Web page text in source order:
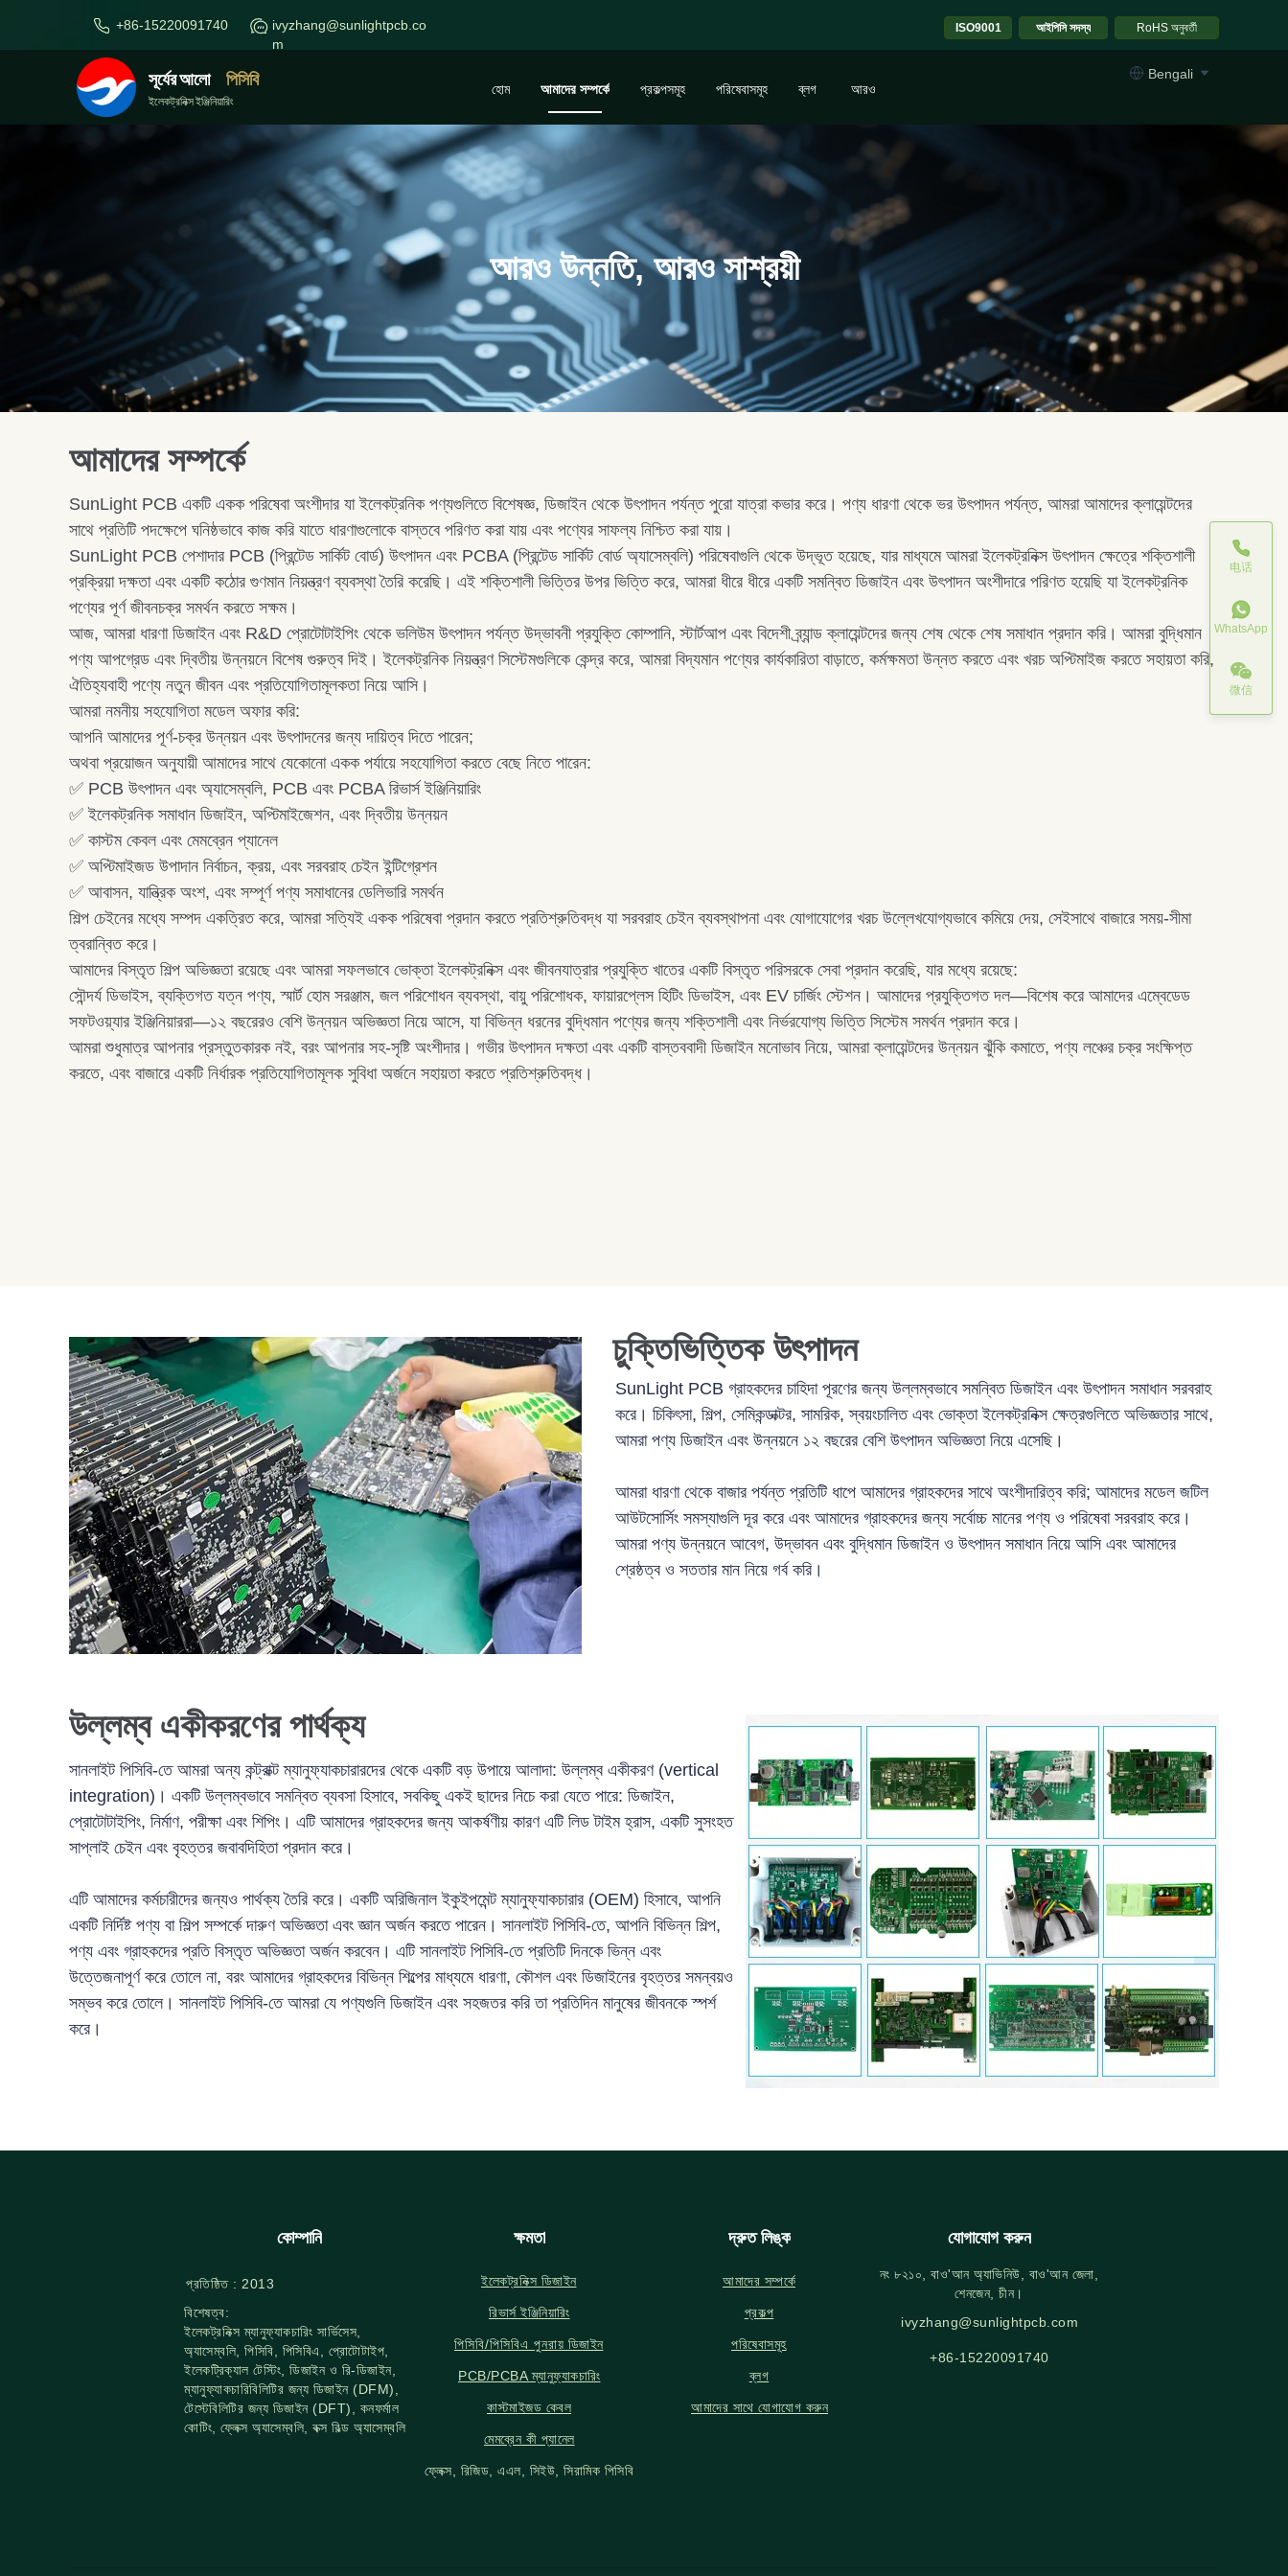
+86-15220091740
ivyzhang@sunlightpcb.co
m
ISO9001 আইপিসি সদস্য RoHS অনুবর্তী
হোম আমাদের সম্পর্কে প্রকল্পসমূহ পরিষেবাসমূহ ব্লগ আরও
Bengali
সূর্যের আলো পিসিবি
ইলেকট্রনিক্স ইঞ্জিনিয়ারিং
আরও উন্নতি, আরও সাশ্রয়ী
আমাদের সম্পর্কে
SunLight PCB একটি একক পরিষেবা অংশীদার যা ইলেকট্রনিক পণ্যগুলিতে বিশেষজ্ঞ, ডিজাইন থেকে উৎপাদন পর্যন্ত পুরো যাত্রা কভার করে। পণ্য ধারণা থেকে ভর উৎপাদন পর্যন্ত, আমরা আমাদের ক্লায়েন্টদের
সাথে প্রতিটি পদক্ষেপে ঘনিষ্ঠভাবে কাজ করি যাতে ধারণাগুলোকে বাস্তবে পরিণত করা যায় এবং পণ্যের সাফল্য নিশ্চিত করা যায়।
SunLight PCB পেশাদার PCB (প্রিন্টেড সার্কিট বোর্ড) উৎপাদন এবং PCBA (প্রিন্টেড সার্কিট বোর্ড অ্যাসেম্বলি) পরিষেবাগুলি থেকে উদ্ভূত হয়েছে, যার মাধ্যমে আমরা ইলেকট্রনিক্স উৎপাদন ক্ষেত্রে শক্তিশালী
প্রক্রিয়া দক্ষতা এবং একটি কঠোর গুণমান নিয়ন্ত্রণ ব্যবস্থা তৈরি করেছি। এই শক্তিশালী ভিত্তির উপর ভিত্তি করে, আমরা ধীরে ধীরে একটি সমন্বিত ডিজাইন এবং উৎপাদন অংশীদারে পরিণত হয়েছি যা ইলেকট্রনিক
পণ্যের পূর্ণ জীবনচক্র সমর্থন করতে সক্ষম।
আজ, আমরা ধারণা ডিজাইন এবং R&D প্রোটোটাইপিং থেকে ভলিউম উৎপাদন পর্যন্ত উদ্ভাবনী প্রযুক্তি কোম্পানি, স্টার্টআপ এবং বিদেশী ব্র্যান্ড ক্লায়েন্টদের জন্য শেষ থেকে শেষ সমাধান প্রদান করি। আমরা বুদ্ধিমান
পণ্য আপগ্রেড এবং দ্বিতীয় উন্নয়নে বিশেষ গুরুত্ব দিই। ইলেকট্রনিক নিয়ন্ত্রণ সিস্টেমগুলিকে কেন্দ্র করে, আমরা বিদ্যমান পণ্যের কার্যকারিতা বাড়াতে, কর্মক্ষমতা উন্নত করতে এবং খরচ অপ্টিমাইজ করতে সহায়তা করি,
ঐতিহ্যবাহী পণ্যে নতুন জীবন এবং প্রতিযোগিতামূলকতা নিয়ে আসি।
আমরা নমনীয় সহযোগিতা মডেল অফার করি:
আপনি আমাদের পূর্ণ-চক্র উন্নয়ন এবং উৎপাদনের জন্য দায়িত্ব দিতে পারেন;
অথবা প্রয়োজন অনুযায়ী আমাদের সাথে যেকোনো একক পর্যায়ে সহযোগিতা করতে বেছে নিতে পারেন:
✅ PCB উৎপাদন এবং অ্যাসেম্বলি, PCB এবং PCBA রিভার্স ইঞ্জিনিয়ারিং
✅ ইলেকট্রনিক সমাধান ডিজাইন, অপ্টিমাইজেশন, এবং দ্বিতীয় উন্নয়ন
✅ কাস্টম কেবল এবং মেমব্রেন প্যানেল
✅ অপ্টিমাইজড উপাদান নির্বাচন, ক্রয়, এবং সরবরাহ চেইন ইন্টিগ্রেশন
✅ আবাসন, যান্ত্রিক অংশ, এবং সম্পূর্ণ পণ্য সমাধানের ডেলিভারি সমর্থন
শিল্প চেইনের মধ্যে সম্পদ একত্রিত করে, আমরা সত্যিই একক পরিষেবা প্রদান করতে প্রতিশ্রুতিবদ্ধ যা সরবরাহ চেইন ব্যবস্থাপনা এবং যোগাযোগের খরচ উল্লেখযোগ্যভাবে কমিয়ে দেয়, সেইসাথে বাজারে সময়-সীমা
ত্বরান্বিত করে।
আমাদের বিস্তৃত শিল্প অভিজ্ঞতা রয়েছে এবং আমরা সফলভাবে ভোক্তা ইলেকট্রনিক্স এবং জীবনযাত্রার প্রযুক্তি খাতের একটি বিস্তৃত পরিসরকে সেবা প্রদান করেছি, যার মধ্যে রয়েছে:
সৌন্দর্য ডিভাইস, ব্যক্তিগত যত্ন পণ্য, স্মার্ট হোম সরঞ্জাম, জল পরিশোধন ব্যবস্থা, বায়ু পরিশোধক, ফায়ারপ্লেস হিটিং ডিভাইস, এবং EV চার্জিং স্টেশন। আমাদের প্রযুক্তিগত দল—বিশেষ করে আমাদের এম্বেডেড
সফটওয়্যার ইঞ্জিনিয়াররা—১২ বছরেরও বেশি উন্নয়ন অভিজ্ঞতা নিয়ে আসে, যা বিভিন্ন ধরনের বুদ্ধিমান পণ্যের জন্য শক্তিশালী এবং নির্ভরযোগ্য ভিত্তি সিস্টেম সমর্থন প্রদান করে।
আমরা শুধুমাত্র আপনার প্রস্তুতকারক নই, বরং আপনার সহ-সৃষ্টি অংশীদার। গভীর উৎপাদন দক্ষতা এবং একটি বাস্তববাদী ডিজাইন মনোভাব নিয়ে, আমরা ক্লায়েন্টদের উন্নয়ন ঝুঁকি কমাতে, পণ্য লঞ্চের চক্র সংক্ষিপ্ত
করতে, এবং বাজারে একটি নির্ধারক প্রতিযোগিতামূলক সুবিধা অর্জনে সহায়তা করতে প্রতিশ্রুতিবদ্ধ।
উল্লম্ব একীকরণের পার্থক্য
সানলাইট পিসিবি-তে আমরা অন্য কন্ট্রাক্ট ম্যানুফ্যাকচারারদের থেকে একটি বড় উপায়ে আলাদা: উল্লম্ব একীকরণ (vertical
integration)। একটি উল্লম্বভাবে সমন্বিত ব্যবসা হিসাবে, সবকিছু একই ছাদের নিচে করা যেতে পারে: ডিজাইন,
প্রোটোটাইপিং, নির্মাণ, পরীক্ষা এবং শিপিং। এটি আমাদের গ্রাহকদের জন্য আকর্ষণীয় কারণ এটি লিড টাইম হ্রাস, একটি সুসংহত
সাপ্লাই চেইন এবং বৃহত্তর জবাবদিহিতা প্রদান করে।
এটি আমাদের কর্মচারীদের জন্যও পার্থক্য তৈরি করে। একটি অরিজিনাল ইকুইপমেন্ট ম্যানুফ্যাকচারার (OEM) হিসাবে, আপনি
একটি নির্দিষ্ট পণ্য বা শিল্প সম্পর্কে দারুণ অভিজ্ঞতা এবং জ্ঞান অর্জন করতে পারেন। সানলাইট পিসিবি-তে, আপনি বিভিন্ন শিল্প,
পণ্য এবং গ্রাহকদের প্রতি বিস্তৃত অভিজ্ঞতা অর্জন করবেন। এটি সানলাইট পিসিবি-তে প্রতিটি দিনকে ভিন্ন এবং
উত্তেজনাপূর্ণ করে তোলে না, বরং আমাদের গ্রাহকদের বিভিন্ন শিল্পের মাধ্যমে ধারণা, কৌশল এবং ডিজাইনের বৃহত্তর সমন্বয়ও
সম্ভব করে তোলে। সানলাইট পিসিবি-তে আমরা যে পণ্যগুলি ডিজাইন এবং সহজতর করি তা প্রতিদিন মানুষের জীবনকে স্পর্শ
করে।
চুক্তিভিত্তিক উৎপাদন
SunLight PCB গ্রাহকদের চাহিদা পূরণের জন্য উল্লম্বভাবে সমন্বিত ডিজাইন এবং উৎপাদন সমাধান সরবরাহ
করে। চিকিৎসা, শিল্প, সেমিকন্ডাক্টর, সামরিক, স্বয়ংচালিত এবং ভোক্তা ইলেকট্রনিক্স ক্ষেত্রগুলিতে অভিজ্ঞতার সাথে,
আমরা পণ্য ডিজাইন এবং উন্নয়নে ১২ বছরের বেশি উৎপাদন অভিজ্ঞতা নিয়ে এসেছি।
আমরা ধারণা থেকে বাজার পর্যন্ত প্রতিটি ধাপে আমাদের গ্রাহকদের সাথে অংশীদারিত্ব করি; আমাদের মডেল জটিল
আউটসোর্সিং সমস্যাগুলি দূর করে এবং আমাদের গ্রাহকদের জন্য সর্বোচ্চ মানের পণ্য ও পরিষেবা সরবরাহ করে।
আমরা পণ্য উন্নয়নে আবেগ, উদ্ভাবন এবং বুদ্ধিমান ডিজাইন ও উৎপাদন সমাধান নিয়ে আসি এবং আমাদের
শ্রেষ্ঠত্ব ও সততার মান নিয়ে গর্ব করি।
কোম্পানি
প্রতিষ্ঠিত : 2013
বিশেষত্ব:
ইলেকট্রনিক্স ম্যানুফ্যাকচারিং সার্ভিসেস,
অ্যাসেম্বলি, পিসিবি, পিসিবিএ, প্রোটোটাইপ,
ইলেকট্রিক্যাল টেস্টিং, ডিজাইন ও রি-ডিজাইন,
ম্যানুফ্যাকচারিবিলিটির জন্য ডিজাইন (DFM),
টেস্টেবিলিটির জন্য ডিজাইন (DFT), কনফর্মাল
কোটিং, ফ্লেক্স অ্যাসেম্বলি, বক্স বিল্ড অ্যাসেম্বলি
ক্ষমতা
ইলেকট্রনিক্স ডিজাইন
রিভার্স ইঞ্জিনিয়ারিং
পিসিবি/পিসিবিএ পুনরায় ডিজাইন
PCB/PCBA ম্যানুফ্যাকচারিং
কাস্টমাইজড কেবল
মেমব্রেন কী প্যানেল
ফ্লেক্স, রিজিড, এএল, সিইউ, সিরামিক পিসিবি
দ্রুত লিঙ্ক
আমাদের সম্পর্কে
প্রকল্প
পরিষেবাসমূহ
ব্লগ
আমাদের সাথে যোগাযোগ করুন
যোগাযোগ করুন
নং ৮২১০, বাও'আন অ্যাভিনিউ, বাও'আন জেলা,
শেনজেন, চীন।
ivyzhang@sunlightpcb.com
+86-15220091740
电话
WhatsApp
微信